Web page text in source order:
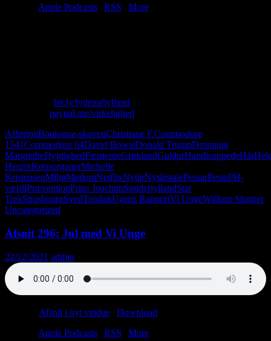
Apple Podcasts RSS
More
bit.ly/lydenafjylland
paypal.me/virkelighed
AfføringBoulogne-skovenChristiane F.Commodore
1541Commodore 64David BowieDonald TrumpDronning
MargretheDygtighedFærøerneGrønlandGuldurHandicappedeHår
HenrikKønsorganerMichelle
KristensenMiljøMødomNetflixNytårNytårstalePessarPestoPH-
værdiPræventionPrins JoachimSønderjyllandStar
TrekStrasbourgSvedTupilakUgens RapportVi UngeWilliam Shatner
Uncategorized
Afsnit 296: Jul med Vi Unge
22/12/2021 admin
Afspil i nyt vindue Download
Apple Podcasts RSS
More